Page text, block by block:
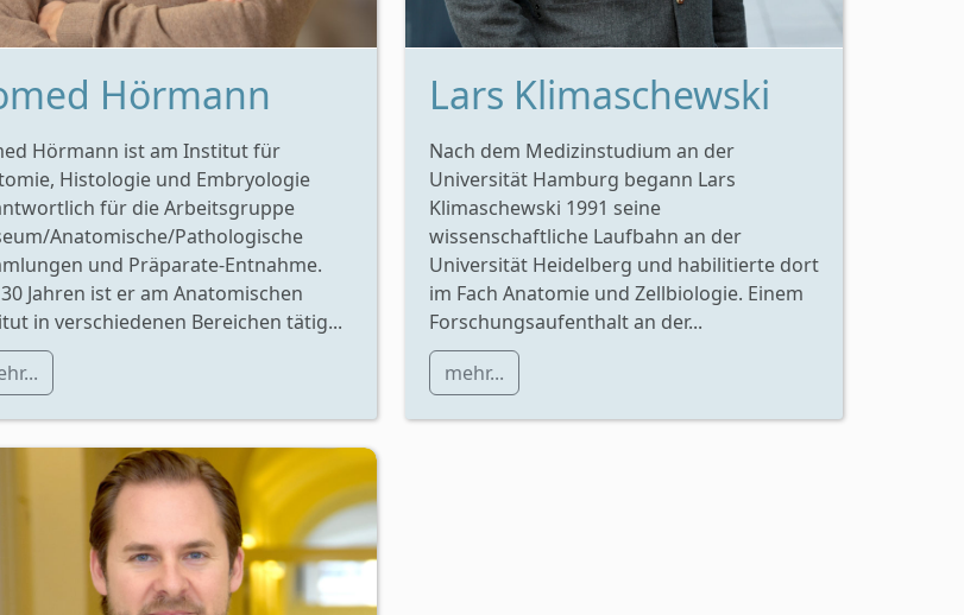
Hörmann
Hörmann ist am Institut für
Histologie und Embryologie
für die Arbeitsgruppe
Anatomische/Pathologische
und Präparate-Entnahme.
Jahren ist er am Anatomischen
in verschiedenen Bereichen tätig...
Lars Klimaschewski
Nach dem Medizinstudium an der
Universität Hamburg begann Lars
Klimaschewski 1991 seine
wissenschaftliche Laufbahn an der
Universität Heidelberg und habilitierte dort
im Fach Anatomie und Zellbiologie. Einem
Forschungsaufenthalt an der...
mehr...